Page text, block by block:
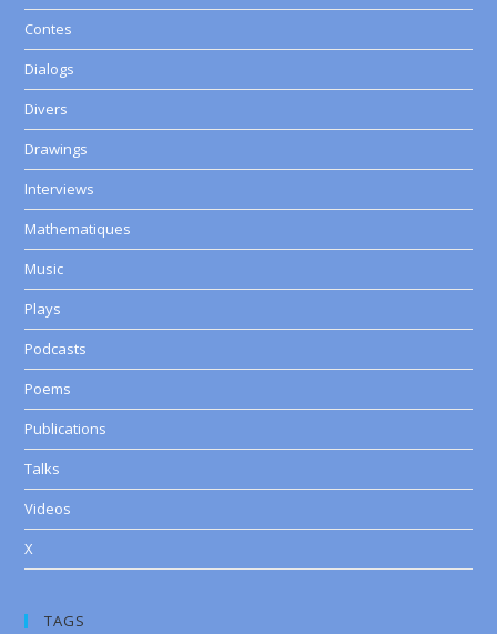
Contes
Dialogs
Divers
Drawings
Interviews
Mathematiques
Music
Plays
Podcasts
Poems
Publications
Talks
Videos
X
TAGS